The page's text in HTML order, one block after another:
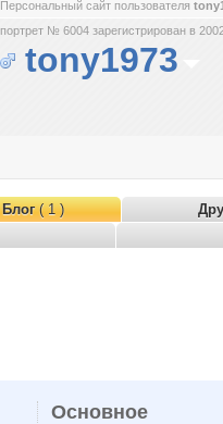
Персональный сайт пользователя
портрет № 6004 зарегистрирован в
tony1973
Блог( 1 )
Основное